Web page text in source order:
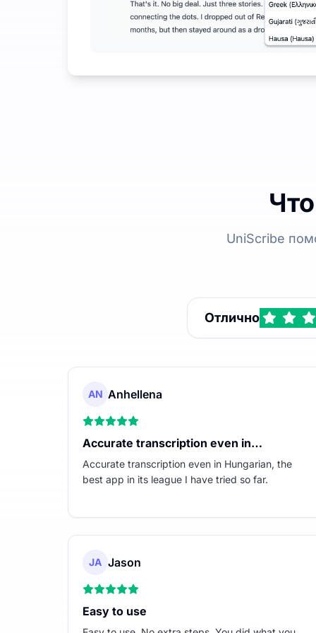
UniScribe
Отлично
AN Anhellena
Accurate transcription even in…
Accurate transcription even in Hungarian, the
best app in its league I have tried so far.
JA Jason
Easy to use